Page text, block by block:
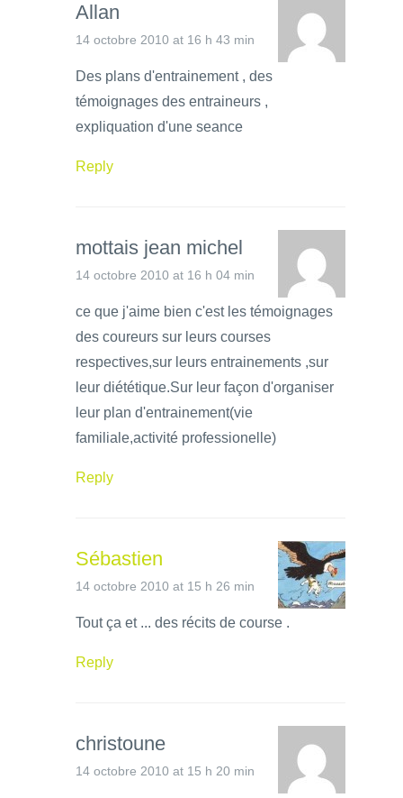
Allan
14 octobre 2010 at 16 h 43 min
Des plans d'entrainement , des
témoignages des entraineurs ,
expliquation d'une seance
Reply
mottais jean michel
14 octobre 2010 at 16 h 04 min
ce que j'aime bien c'est les témoignages
des coureurs sur leurs courses
respectives,sur leurs entrainements ,sur
leur diététique.Sur leur façon d'organiser
leur plan d'entrainement(vie
familiale,activité professionelle)
Reply
Sébastien
14 octobre 2010 at 15 h 26 min
Tout ça et ... des récits de course .
Reply
christoune
14 octobre 2010 at 15 h 20 min